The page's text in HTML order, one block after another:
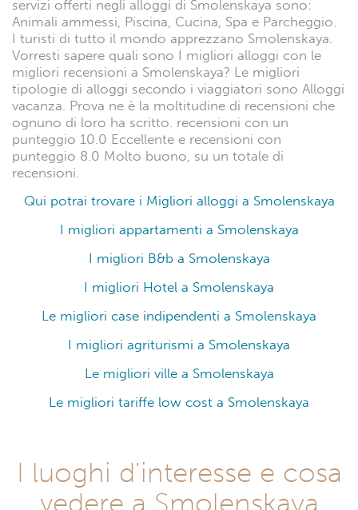
servizi offerti negli alloggi di Smolenskaya sono:
Animali ammessi, Piscina, Cucina, Spa e Parcheggio.
I turisti di tutto il mondo apprezzano Smolenskaya.
Vorresti sapere quali sono I migliori alloggi con le
migliori recensioni a Smolenskaya? Le migliori
tipologie di alloggi secondo i viaggiatori sono Alloggi
vacanza. Prova ne è la moltitudine di recensioni che
ognuno di loro ha scritto. recensioni con un
punteggio 10.0 Eccellente e recensioni con
punteggio 8.0 Molto buono, su un totale di
recensioni.
Qui potrai trovare i Migliori alloggi a Smolenskaya
I migliori appartamenti a Smolenskaya
I migliori B&b a Smolenskaya
I migliori Hotel a Smolenskaya
Le migliori case indipendenti a Smolenskaya
I migliori agriturismi a Smolenskaya
Le migliori ville a Smolenskaya
Le migliori tariffe low cost a Smolenskaya
I luoghi d'interesse e cosa
vedere a Smolenskaya